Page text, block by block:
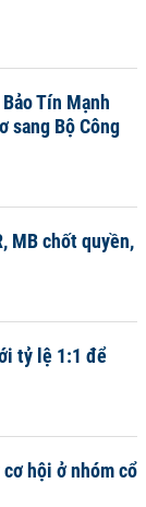
Tín Mạnh
sang Bộ Công
MB chốt quyền,
tỷ lệ 1:1 để
hội ở nhóm cổ